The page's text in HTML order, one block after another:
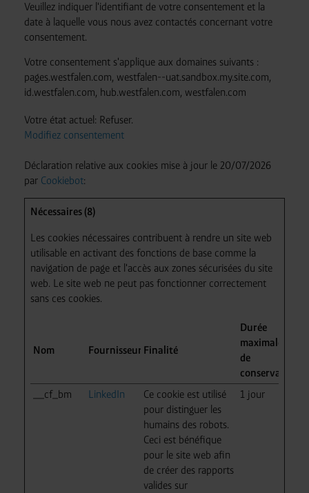
Veuillez indiquer l'identifiant de votre consentement et la
date à laquelle vous nous avez contactés concernant votre
consentement.
Votre consentement s'applique aux domaines suivants :
pages.westfalen.com, westfalen--uat.sandbox.my.site.com,
id.westfalen.com, hub.westfalen.com, westfalen.com
Votre état ​​actuel: Refuser.
Modifiez consentement
Déclaration relative aux cookies mise à jour le 20/07/2026
par Cookiebot:
Nécessaires (8)
Les cookies nécessaires contribuent à rendre un site web
utilisable en activant des fonctions de base comme la
navigation de page et l'accès aux zones sécurisées du site
web. Le site web ne peut pas fonctionner correctement
sans ces cookies.
Nom Fournisseur Finalité
Durée
maximale
de
conservation
__cf_bm
LinkedIn
Ce cookie est utilisé
pour distinguer les
humains des robots.
Ceci est bénéfique
pour le site web afin
de créer des rapports
valides sur
1 jour